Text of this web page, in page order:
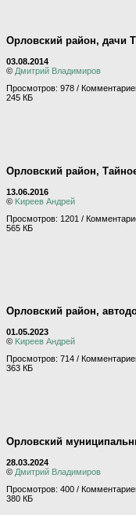
Орловский район, дачи
03.08.2014
© Дмитрий Владимиров
Просмотров: 978 /
245 КБ
Орловский район,
13.06.2016
© Kиpeeв Aндpeй
Просмотров: 1201 /
565 КБ
Орловский район,
01.05.2023
© Kиpeeв Aндpeй
Просмотров: 714 /
363 КБ
Орловский
28.03.2024
© Дмитрий Владимиров
Просмотров: 400 /
380 КБ